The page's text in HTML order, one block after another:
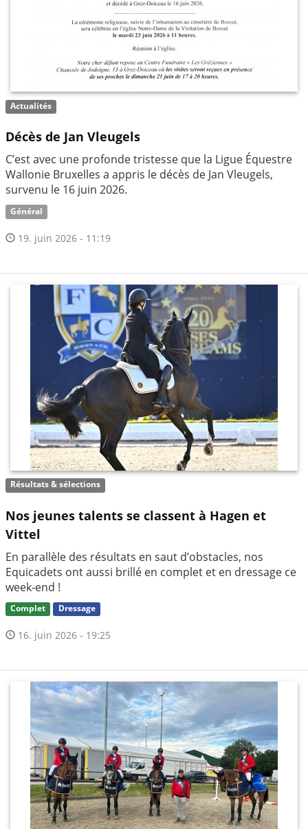
Actualités
Décès de Jan Vleugels
C’est avec une profonde tristesse que la Ligue Équestre
Wallonie Bruxelles a appris le décès de Jan Vleugels,
survenu le 16 juin 2026.
Général
19. juin 2026 - 11:19
Résultats & sélections
Nos jeunes talents se classent à Hagen et
Vittel
En parallèle des résultats en saut d’obstacles, nos
Equicadets ont aussi brillé en complet et en dressage ce
week-end !
Complet Dressage
16. juin 2026 - 19:25